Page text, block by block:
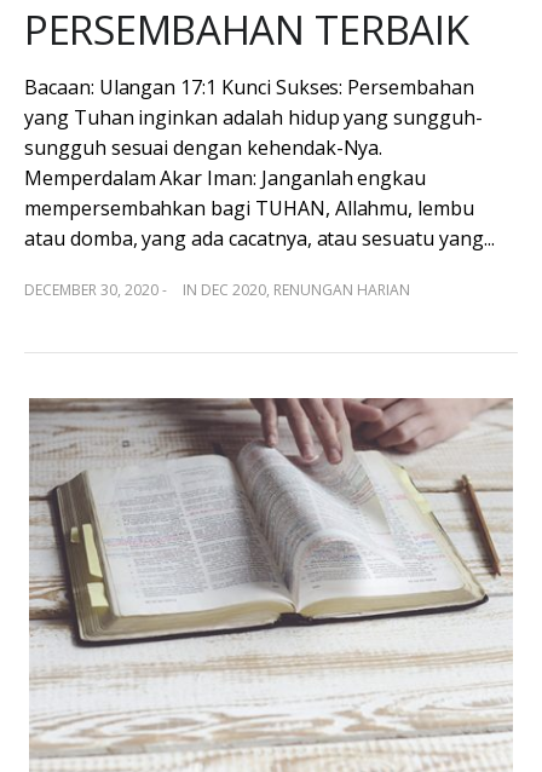
PERSEMBAHAN TERBAIK
Bacaan: Ulangan 17:1 Kunci Sukses: Persembahan
yang Tuhan inginkan adalah hidup yang sungguh-
sungguh sesuai dengan kehendak-Nya.
Memperdalam Akar Iman: Janganlah engkau
mempersembahkan bagi TUHAN, Allahmu, lembu
atau domba, yang ada cacatnya, atau sesuatu yang...
DECEMBER 30, 2020 - IN DEC 2020, RENUNGAN HARIAN